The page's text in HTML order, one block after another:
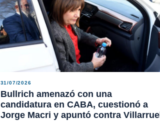
31/07/2026
Bullrich amenazó con una
candidatura en CABA, cuestionó a
Jorge Macri y apuntó contra Villarruel